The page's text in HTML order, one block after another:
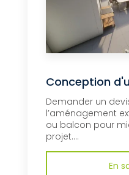
Conception
Demander un
l’aménagement
ou balcon pour
projet....
En